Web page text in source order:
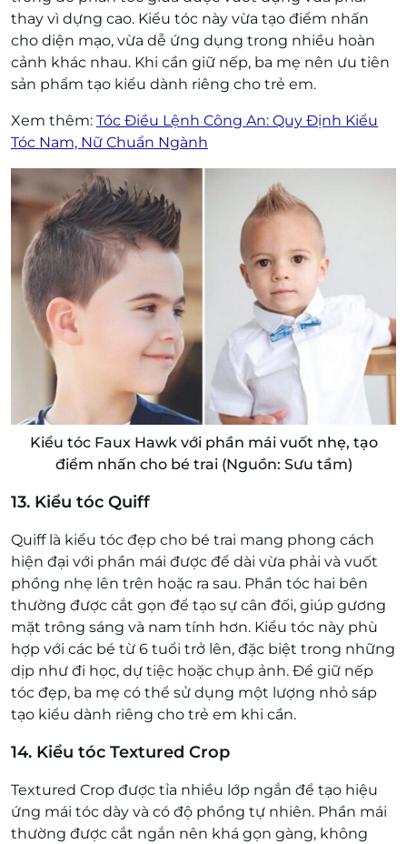
thay vì dựng cao. Kiểu tóc này vừa tạo điểm nhấn
cho diện mạo, vừa dễ ứng dụng trong nhiều hoàn
cảnh khác nhau. Khi cần giữ nếp, ba mẹ nên ưu tiên
sản phẩm tạo kiểu dành riêng cho trẻ em.
Xem thêm: Tóc Điều Lệnh Công An: Quy Định Kiểu
Tóc Nam, Nữ Chuẩn Ngành
Kiểu tóc Faux Hawk với phần mái vuốt nhẹ, tạo
điểm nhấn cho bé trai (Nguồn: Sưu tầm)
13. Kiểu tóc Quiff
Quiff là kiểu tóc đẹp cho bé trai mang phong cách
hiện đại với phần mái được để dài vừa phải và vuốt
phồng nhẹ lên trên hoặc ra sau. Phần tóc hai bên
thường được cắt gọn để tạo sự cân đối, giúp gương
mặt trông sáng và nam tính hơn. Kiểu tóc này phù
hợp với các bé từ 6 tuổi trở lên, đặc biệt trong những
dịp như đi học, dự tiệc hoặc chụp ảnh. Để giữ nếp
tóc đẹp, ba mẹ có thể sử dụng một lượng nhỏ sáp
tạo kiểu dành riêng cho trẻ em khi cần.
14. Kiểu tóc Textured Crop
Textured Crop được tỉa nhiều lớp ngắn để tạo hiệu
ứng mái tóc dày và có độ phồng tự nhiên. Phần mái
thường được cắt ngắn nên khá gọn gàng, không